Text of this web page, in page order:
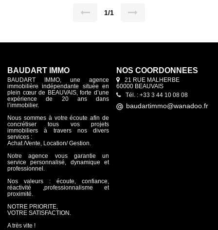
1/1
BAUDART IMMO
BAUDART IMMO, une agence
immobilière indépendante située en
plein cœur de BEAUVAIS, forte d’une
expérience de 20 ans dans
l’immobilier.
Nous sommes à votre écoute afin de
concrétiser tous vos projets
immobiliers à travers nos divers
services :
Achat /Vente, Location/ Gestion.
Notre agence vous garantie un
service personnalisé, dynamique et
professionnel.
Nos valeurs : écoute, confiance,
réactivité ,professionnalisme et
proximité.
NOTRE PRIORITE,
VOTRE SATISFACTION.
A très vite !
NOS COORDONNÉES
21 RUE MALHERBE
60000 BEAUVAIS
Tél. : +33 3 44 10 08 08